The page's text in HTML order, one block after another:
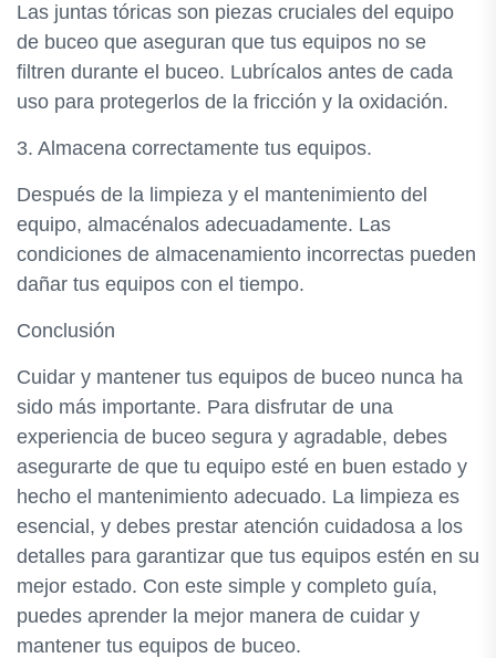
Las juntas tóricas son piezas cruciales del equipo
de buceo que aseguran que tus equipos no se
filtren durante el buceo. Lubrícalos antes de cada
uso para protegerlos de la fricción y la oxidación.
3. Almacena correctamente tus equipos.
Después de la limpieza y el mantenimiento del
equipo, almacénalos adecuadamente. Las
condiciones de almacenamiento incorrectas pueden
dañar tus equipos con el tiempo.
Conclusión
Cuidar y mantener tus equipos de buceo nunca ha
sido más importante. Para disfrutar de una
experiencia de buceo segura y agradable, debes
asegurarte de que tu equipo esté en buen estado y
hecho el mantenimiento adecuado. La limpieza es
esencial, y debes prestar atención cuidadosa a los
detalles para garantizar que tus equipos estén en su
mejor estado. Con este simple y completo guía,
puedes aprender la mejor manera de cuidar y
mantener tus equipos de buceo.